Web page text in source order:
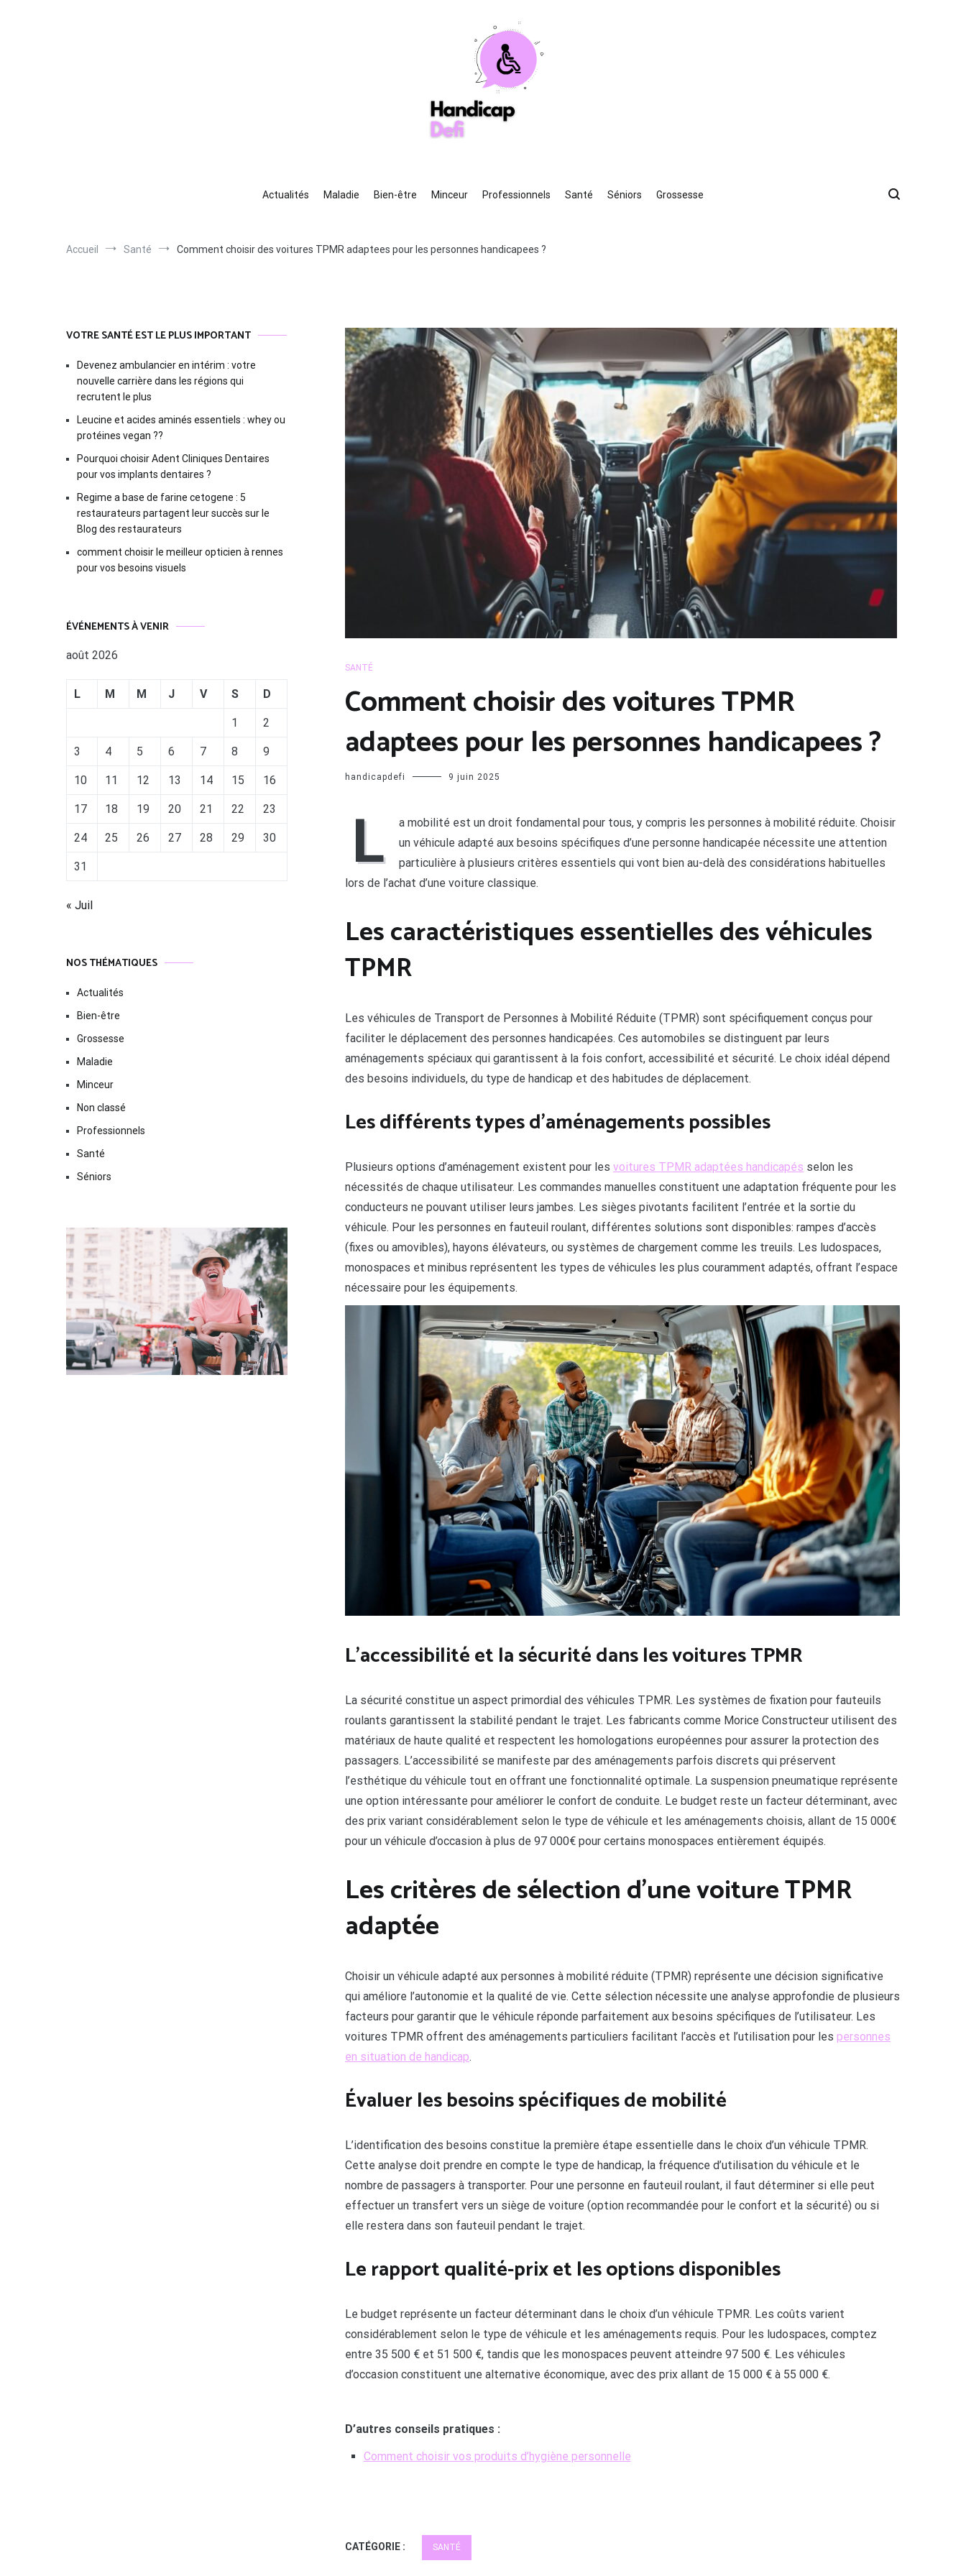
Actualités
Maladie Bien-être Minceur Professionnels Santé Séniors Grossesse
Accueil Santé Comment choisir des voitures TPMR adaptees pour les personnes handicapees ?
SANTÉ
Comment choisir des voitures TPMR
adaptees pour les personnes handicapees ?
handicapdefi 9 juin 2025
L
a mobilité est un droit fondamental pour tous, y compris les personnes à mobilité réduite. Choisir
un véhicule adapté aux besoins spécifiques d’une personne handicapée nécessite une attention
particulière à plusieurs critères essentiels qui vont bien au-delà des considérations habituelles
lors de l’achat d’une voiture classique.
Les caractéristiques essentielles des véhicules
TPMR
Les véhicules de Transport de Personnes à Mobilité Réduite (TPMR) sont spécifiquement conçus pour
faciliter le déplacement des personnes handicapées. Ces automobiles se distinguent par leurs
aménagements spéciaux qui garantissent à la fois confort, accessibilité et sécurité. Le choix idéal dépend
des besoins individuels, du type de handicap et des habitudes de déplacement.
Les différents types d’aménagements possibles
Plusieurs options d’aménagement existent pour les voitures TPMR adaptées handicapés selon les
nécessités de chaque utilisateur. Les commandes manuelles constituent une adaptation fréquente pour les
conducteurs ne pouvant utiliser leurs jambes. Les sièges pivotants facilitent l’entrée et la sortie du
véhicule. Pour les personnes en fauteuil roulant, différentes solutions sont disponibles: rampes d’accès
(fixes ou amovibles), hayons élévateurs, ou systèmes de chargement comme les treuils. Les ludospaces,
monospaces et minibus représentent les types de véhicules les plus couramment adaptés, offrant l’espace
nécessaire pour les équipements.
L’accessibilité et la sécurité dans les voitures TPMR
La sécurité constitue un aspect primordial des véhicules TPMR. Les systèmes de fixation pour fauteuils
roulants garantissent la stabilité pendant le trajet. Les fabricants comme Morice Constructeur utilisent des
matériaux de haute qualité et respectent les homologations européennes pour assurer la protection des
passagers. L’accessibilité se manifeste par des aménagements parfois discrets qui préservent
l’esthétique du véhicule tout en offrant une fonctionnalité optimale. La suspension pneumatique représente
une option intéressante pour améliorer le confort de conduite. Le budget reste un facteur déterminant, avec
des prix variant considérablement selon le type de véhicule et les aménagements choisis, allant de 15 000€
pour un véhicule d’occasion à plus de 97 000€ pour certains monospaces entièrement équipés.
Les critères de sélection d’une voiture TPMR
adaptée
Choisir un véhicule adapté aux personnes à mobilité réduite (TPMR) représente une décision significative
qui améliore l’autonomie et la qualité de vie. Cette sélection nécessite une analyse approfondie de plusieurs
facteurs pour garantir que le véhicule réponde parfaitement aux besoins spécifiques de l’utilisateur. Les
voitures TPMR offrent des aménagements particuliers facilitant l’accès et l’utilisation pour les personnes
en situation de handicap.
Évaluer les besoins spécifiques de mobilité
L’identification des besoins constitue la première étape essentielle dans le choix d’un véhicule TPMR.
Cette analyse doit prendre en compte le type de handicap, la fréquence d’utilisation du véhicule et le
nombre de passagers à transporter. Pour une personne en fauteuil roulant, il faut déterminer si elle peut
effectuer un transfert vers un siège de voiture (option recommandée pour le confort et la sécurité) ou si
elle restera dans son fauteuil pendant le trajet.
Le rapport qualité-prix et les options disponibles
Le budget représente un facteur déterminant dans le choix d’un véhicule TPMR. Les coûts varient
considérablement selon le type de véhicule et les aménagements requis. Pour les ludospaces, comptez
entre 35 500 € et 51 500 €, tandis que les monospaces peuvent atteindre 97 500 €. Les véhicules
d’occasion constituent une alternative économique, avec des prix allant de 15 000 € à 55 000 €.
D’autres conseils pratiques :
Comment choisir vos produits d’hygiène personnelle
CATÉGORIE : SANTÉ
VOTRE SANTÉ EST LE PLUS IMPORTANT
Devenez ambulancier en intérim : votre
nouvelle carrière dans les régions qui
recrutent le plus
Leucine et acides aminés essentiels : whey ou
protéines vegan ??
Pourquoi choisir Adent Cliniques Dentaires
pour vos implants dentaires ?
Regime a base de farine cetogene : 5
restaurateurs partagent leur succès sur le
Blog des restaurateurs
comment choisir le meilleur opticien à rennes
pour vos besoins visuels
ÉVÉNEMENTS À VENIR
août 2026
L M M J V S D
1 2
3 4 5 6 7 8 9
10 11 12 13 14 15 16
17 18 19 20 21 22 23
24 25 26 27 28 29 30
31
« Juil
NOS THÉMATIQUES
Actualités
Bien-être
Grossesse
Maladie
Minceur
Non classé
Professionnels
Santé
Séniors